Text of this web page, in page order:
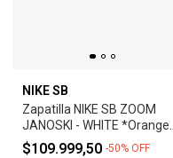
NIKE SB
Zapatilla NIKE SB ZOOM
JANOSKI - WHITE *Orange
Label*
$109.999,50 -50% OFF